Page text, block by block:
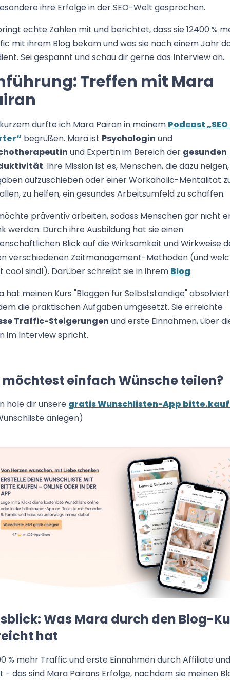
ihre Erfolge in der SEO-Welt gesprochen.
echte Zahlen mit und berichtet, dass sie 12400 %
mit ihrem Blog bekam und was sie nach einem Jahr
Sei gespannt und schau dir gerne das Interview an.
Treffen mit Mara
durfte ich Mara Pairan in meinem Podcast
begrüßen. Mara ist Psychologin und
und Expertin im Bereich der gesunden
. Ihre Mission ist es, Menschen, die dazu neigen,
aufzuschieben oder einer Workaholic-Mentalität
zu helfen, ein gesundes Arbeitsumfeld zu schaffen.
präventiv arbeiten, sodass Menschen gar nicht
werden. Durch ihre Ausbildung hat sie einen
Blick auf die Wirksamkeit und Wirkweise
verschiedenen Zeitmanagement-Methoden (und
cool sind!). Darüber schreibt sie in ihrem Blog.
hat meinen Kurs "Bloggen für Selbstständige"
die praktischen Aufgaben umgesetzt. Sie erreichte
Traffic-Steigerungen und erste Einnahmen, über
im Interview spricht.
möchtest einfach Wünsche teilen?
hole dir unsere gratis Wunschlisten-App
anlegen)
Was Mara durch den Blog-
hat
% mehr Traffic und erste Einnahmen durch Affiliate
- das sind Mara Pairans Erfolge, nachdem sie meinen